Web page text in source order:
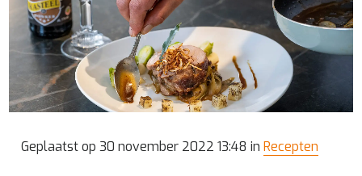
Geplaatst op 30 november 2022 13:48 inRecepten